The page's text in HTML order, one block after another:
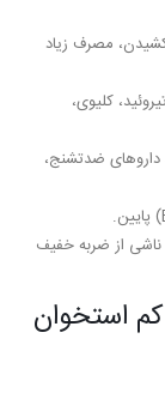
مصرف زیاد
کلیوی،
داروهای ضدتشنج،
از ضربه خفیف
استخوان